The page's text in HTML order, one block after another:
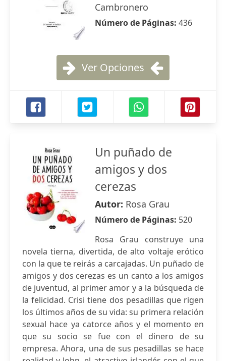
Cambronero
Número de Páginas: 436
Ver Opciones
Un puñado de
amigos y dos
cerezas
Autor: Rosa Grau
Número de Páginas: 520
Rosa Grau construye una
novela tierna, divertida, de alto voltaje erótico
con la que te reirás a carcajadas. Un puñado de
amigos y dos cerezas es un canto a los amigos
de juventud, al primer amor y a la búsqueda de
la felicidad. Crisi tiene dos pesadillas que rigen
los últimos años de su vida: su primera relación
sexual hace ya catorce años y el momento en
que su socio se fue con el dinero de su
empresa. Ahora, una de sus pesadillas se hace